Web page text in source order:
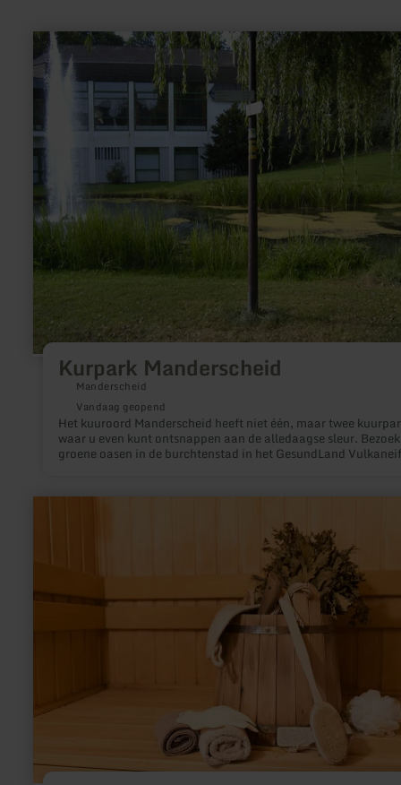
Kurpark Manderscheid
Manderscheid
Vandaag geopend
Het kuuroord Manderscheid heeft niet één, maar twee
waar u even kunt ontsnappen aan de alledaagse sleur.
groene oasen in de burchtenstad in het GesundLand
meer
informatie
over:
Kurpark
Manderscheid